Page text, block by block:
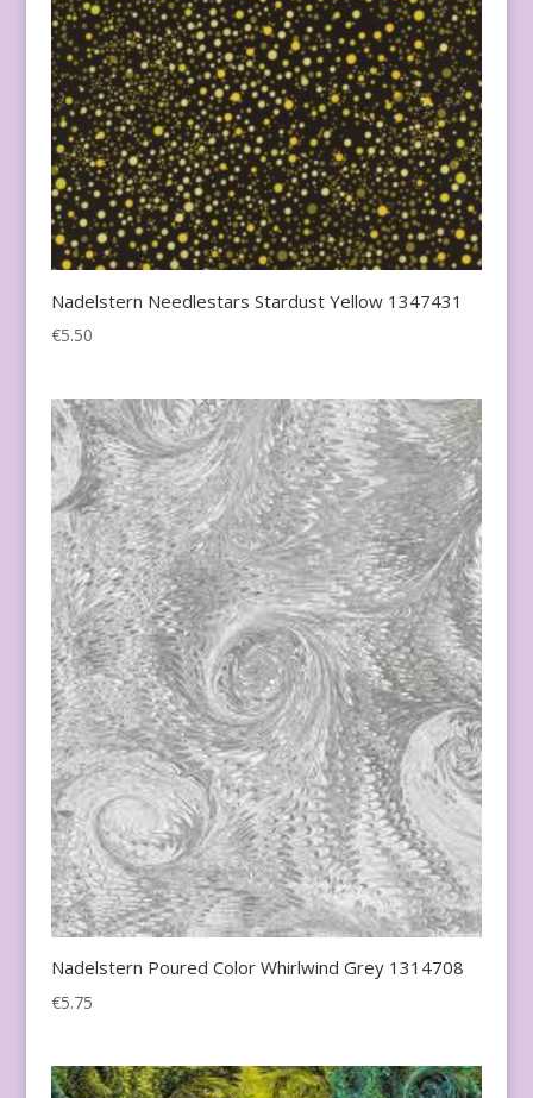
Nadelstern Needlestars Stardust Yellow 1347431
€5.50
Nadelstern Poured Color Whirlwind Grey 1314708
€5.75